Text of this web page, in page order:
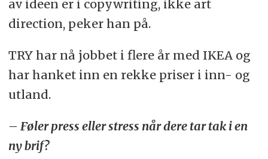
av ideen er i copywriting, ikke art
direction, peker han på.
TRY har nå jobbet i flere år med IKEA og
har hanket inn en rekke priser i inn- og
utland.
– Føler press eller stress når dere tar tak i en
ny brif?